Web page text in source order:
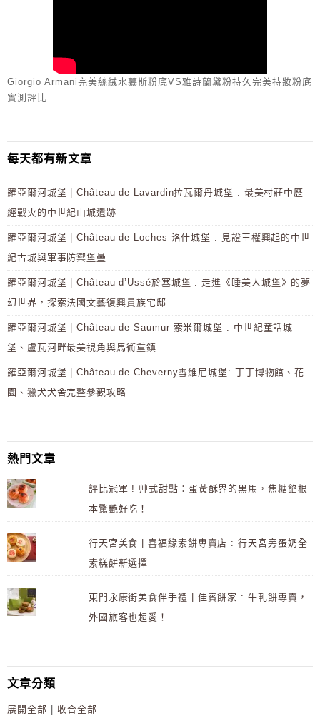
Giorgio Armani完美絲絨水慕斯粉底VS雅詩蘭黛粉持久完美持妝粉底
實測評比
每天都有新文章
羅亞爾河城堡 | Château de Lavardin拉瓦爾丹城堡 : 最美村莊中歷
經戰火的中世紀山城遺跡
羅亞爾河城堡 | Château de Loches 洛什城堡 : 見證王權興起的中世
紀古城與軍事防禦堡壘
羅亞爾河城堡 | Château d’Ussé於塞城堡 : 走進《睡美人城堡》的夢
幻世界，探索法國文藝復興貴族宅邸
羅亞爾河城堡 | Château de Saumur 索米爾城堡 : 中世紀童話城
堡、盧瓦河畔最美視角與馬術重鎮
羅亞爾河城堡 | Château de Cheverny雪維尼城堡: 丁丁博物館、花
園、獵犬犬舍完整參觀攻略
熱門文章
評比冠軍 ! 艸式甜點：蛋黃酥界的黑馬，焦糖餡根
本驚艷好吃！
行天宮美食 | 喜福緣素餅專賣店 : 行天宮旁蛋奶全
素糕餅新選擇
東門永康街美食伴手禮 | 佳賓餅家 : 牛軋餅專賣，
外國旅客也超愛！
文章分類
展開全部
收合全部